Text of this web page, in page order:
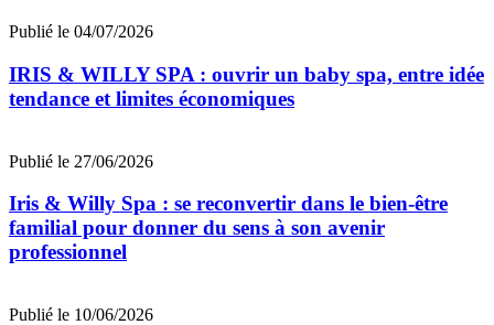
Publié le 04/07/2026
IRIS & WILLY SPA : ouvrir un baby spa, entre idée
tendance et limites économiques
Publié le 27/06/2026
Iris & Willy Spa : se reconvertir dans le bien-être
familial pour donner du sens à son avenir
professionnel
Publié le 10/06/2026